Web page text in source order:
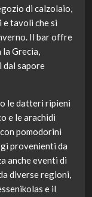
di calzolaio,
tavoli che si
Il bar offre
Grecia,
dal sapore
le datteri ripieni
e le arachidi
pomodorini
provenienti da
anche eventi di
diverse regioni,
e il